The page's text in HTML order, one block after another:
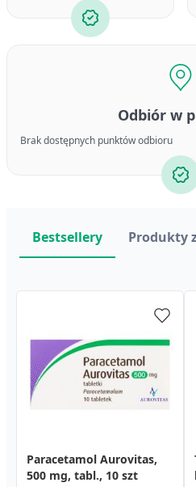
Odbiór w
Brak dostępnych punktów odbioru
Paracetamol Aurovitas,
500 mg, tabl., 10 szt
Bestsellery Produkty
Apap Extra, 500 mg + 65
mg, tabletki powlekane,
Kompres żelowy,
zimno/ciepło, 12 x 18 cm